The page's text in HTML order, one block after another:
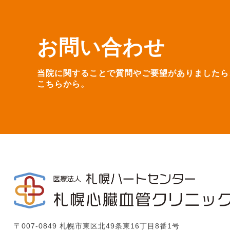
お問い合わせ
当院に関することで質問やご要望がありました
こちらから。
〒007-0849 札幌市東区北49条東16丁目8番1号